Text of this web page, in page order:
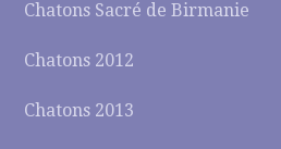
Chatons Sacré de Birmanie
Chatons 2012
Chatons 2013